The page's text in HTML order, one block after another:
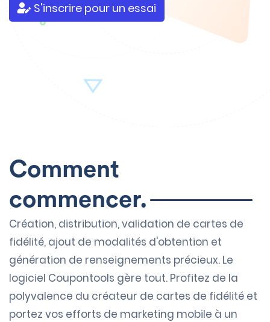
S'inscrire pour un essai
Comment
commencer.
Création, distribution, validation de cartes de
fidélité, ajout de modalités d'obtention et
génération de renseignements précieux. Le
logiciel Coupontools gère tout. Profitez de la
polyvalence du créateur de cartes de fidélité et
portez vos efforts de marketing mobile à un